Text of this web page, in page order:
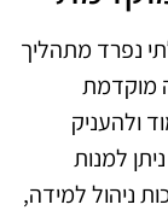
נפרד מתהליך
מוקדמת
ולהעניק
למנות
ניהול למידה,